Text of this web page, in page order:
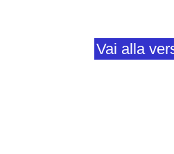
Vai alla